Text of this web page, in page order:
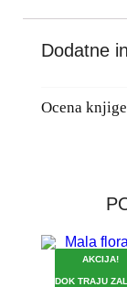
Dodatne
Ocena knjige
AKCIJA!
DOK TRAJU